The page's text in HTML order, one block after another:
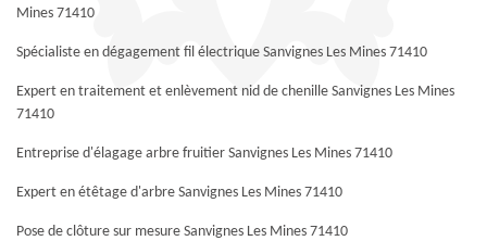
Mines 71410
Spécialiste en dégagement fil électrique Sanvignes Les Mines 71410
Expert en traitement et enlèvement nid de chenille Sanvignes Les Mines
71410
Entreprise d'élagage arbre fruitier Sanvignes Les Mines 71410
Expert en étêtage d'arbre Sanvignes Les Mines 71410
Pose de clôture sur mesure Sanvignes Les Mines 71410